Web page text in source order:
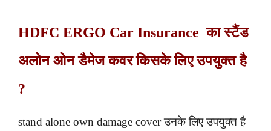
HDFC ERGO Car Insurance का स्टैंड
अलोन ओन डैमेज कवर किसके लिए उपयुक्त है
?
stand alone own damage cover उनके लिए उपयुक्त है